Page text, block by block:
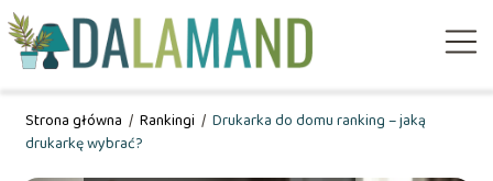
Strona główna / Rankingi / Drukarka do domu ranking – jaką
drukarkę wybrać?